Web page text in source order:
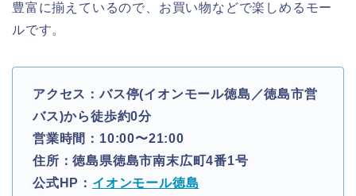
豊富に揃えているので、お買い物などで楽しめるモー
ルです。
アクセス：バス停(イオンモール徳島／徳島市営
バス)から徒歩約0分
営業時間：10:00〜21:00
住所：徳島県徳島市南末広町4番1号
公式HP： イオンモール徳島